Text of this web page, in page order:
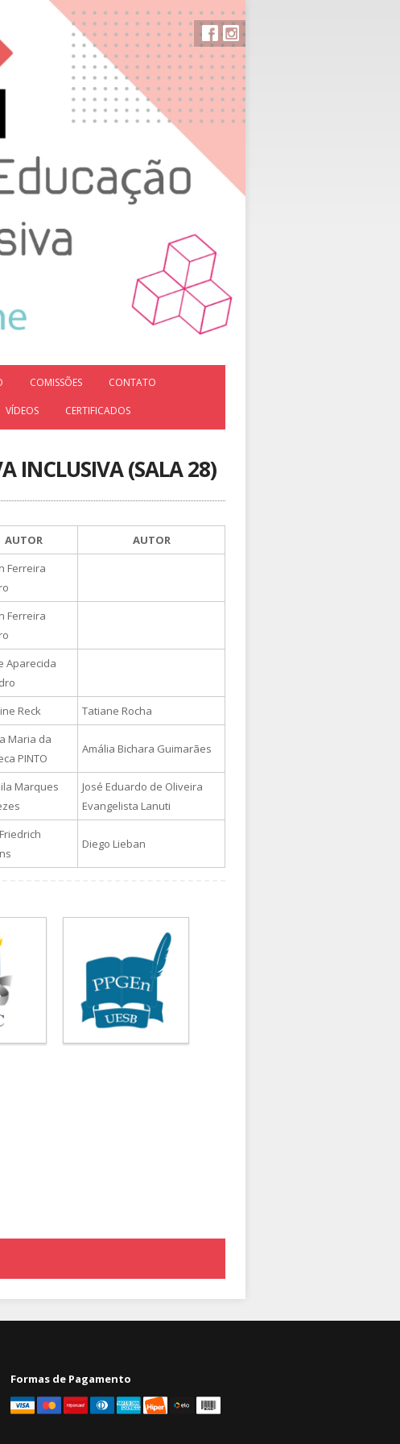
COMISSÕES CONTATO
VÍDEOS CERTIFICADOS
INCLUSIVA (SALA 28)
AUTOR
AUTOR
Ferreira
Ferreira
Aparecida
Reck
Tatiane Rocha
Maria da
PINTO
Amália Bichara Guimarães
Marques
José Eduardo de Oliveira
Evangelista Lanuti
Diego Lieban
Formas de Pagamento